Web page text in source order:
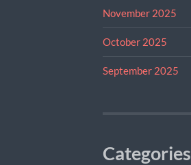
November 2025
October 2025
September 2025
Categories